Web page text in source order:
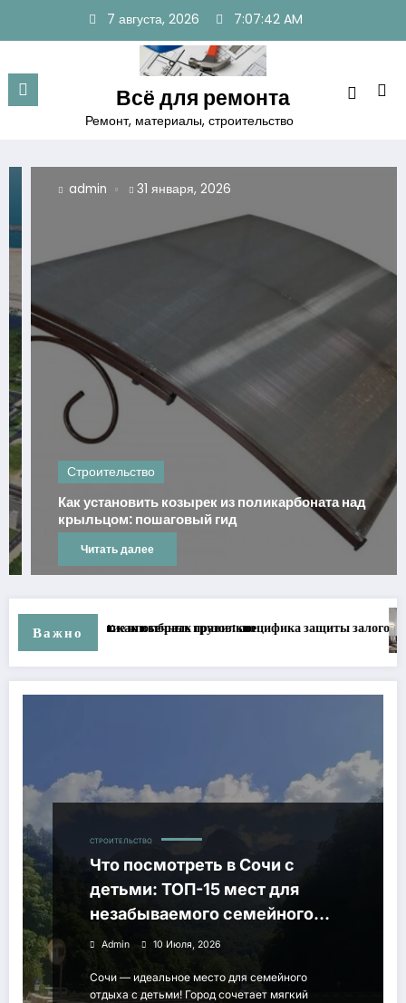
содержимому
7 августа, 2026 7:07:44 AM
Всё для ремонта
Ремонт, материалы, строительство
установить козырек из поликарбоната над
пошаговый гид
Читать далее
31 января, 2026
Важно Римские шторы: элегантность и функциональность в
СТРОИТЕЛЬСТВО
Что посмотреть в Сочи с
детьми: ТОП-15 мест для
незабываемого семейного
отдыха
Admin 10 Июля, 2026
Сочи — идеальное место для семейного
отдыха с детьми! Город сочетает мягкий